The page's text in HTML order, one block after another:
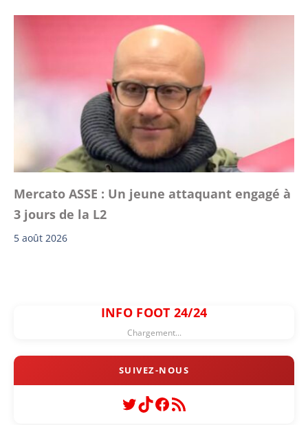
Mercato ASSE : Un jeune attaquant engagé à
3 jours de la L2
5 août 2026
INFO FOOT 24/24
Chargement...
Twitter
TikTok
Facebook
Flux RSS